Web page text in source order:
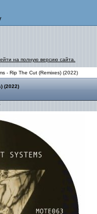
на полную версию сайта.
- Rip The Cut (Remixes) (2022)
(2022)